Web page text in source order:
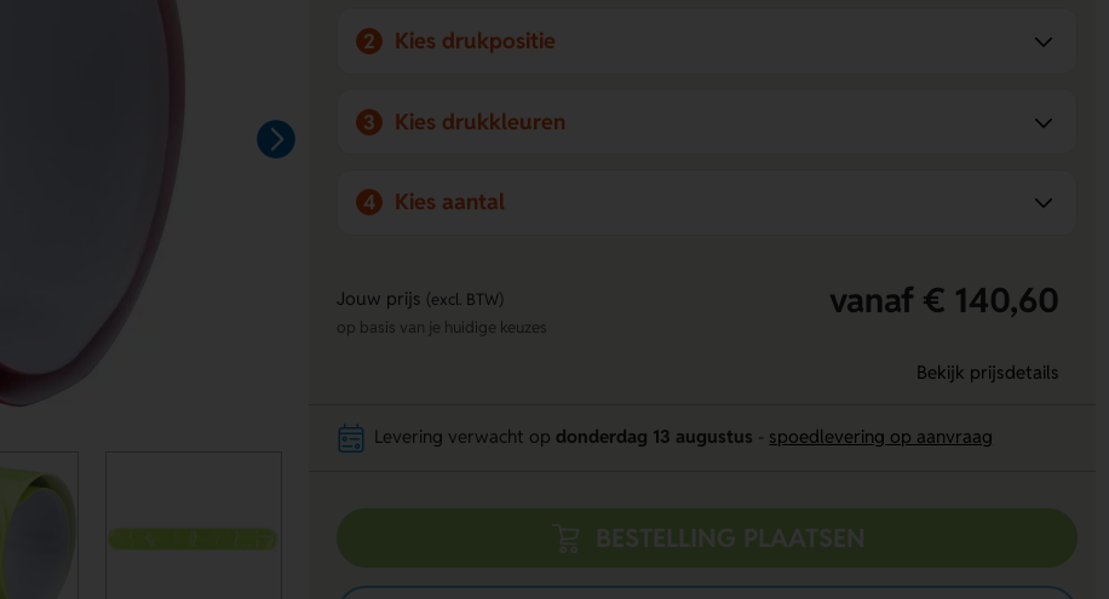
2 Kies drukpositie
3 Kies drukkleuren
4 Kies aantal
Jouw prijs (excl. BTW) vanaf € 140,60
op basis van je huidige keuzes
Bekijk prijsdetails
Levering verwacht op donderdag 13 augustus spoedlevering op aanvraag
BESTELLING PLAATSEN